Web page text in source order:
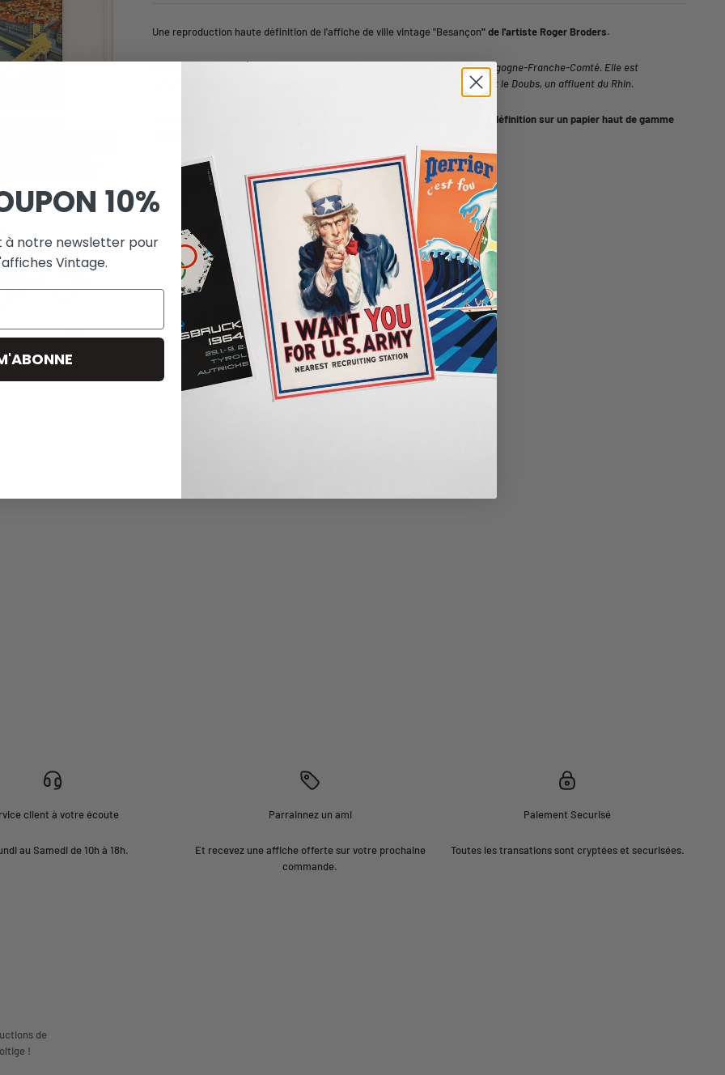
Une reproduction haute définition de l'affiche de ville vintage "Besançon" de l'artiste Roger Broders.
est une ville située dans l'est de la France, dans la région de Bourgogne-Franche-Comté. Elle est
qui domine la ville et le Doubs, un affluent du Rhin.
00 dpi qualité haute définition sur un papier haut de gamme
client à votre écoute
au Samedi de 10h à 18h.
Parrainnez un ami
Et recevez une affiche offerte sur votre prochaine
commande.
Paiement Securisé
Toutes les transations sont cryptées et securisées.
de
!
10%
à notre newsletter pour
Vintage.